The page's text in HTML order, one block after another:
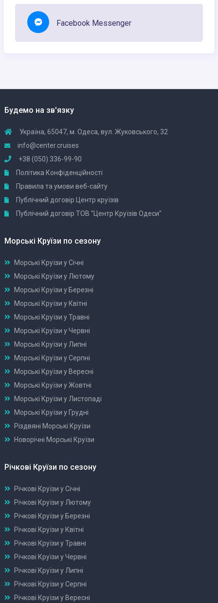
Facebook Messenger
Будемо на зв'язку
Україна, 65047, м. Одеса, вул. Жуковського, 32
info@center.cruises
+38 (050) 336-99-90
Політика Конфіденційності
Правила та умови веб-сайту
Публічний договір Центр круїзів
Публічний договір ТОВ "Центр Круїзів Одеси"
Морські Круїзи по сезону
Морські Круїзи у Січні
Морські Круїзи у Лютому
Морські Круїзи у Березні
Морські Круїзи у Квітні
Морські Круїзи у Травні
Морські Круїзи у Червні
Морські Круїзи у Липні
Морські Круїзи у Серпні
Морські Круїзи у Вересні
Морські Круїзи у Жовтні
Морські Круїзи у Листопаді
Морські Круїзи у Грудні
Різдвяні Морські Круїзи
Новорічні Морські Круїзи
Річкові Круїзи по сезону
Річкові Круїзи у Січні
Річкові Круїзи у Лютому
Річкові Круїзи у Березні
Річкові Круїзи у Квітні
Річкові Круїзи у Травні
Річкові Круїзи у Червні
Річкові Круїзи у Липні
Річкові Круїзи у Серпні
Річкові Круїзи у Вересні